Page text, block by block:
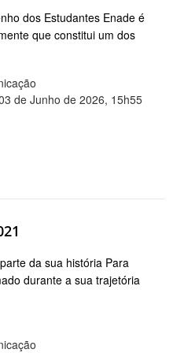
dos Estudantes Enade é
que constitui um dos
de Junho de 2026, 15h55
da sua história Para
durante a sua trajetória